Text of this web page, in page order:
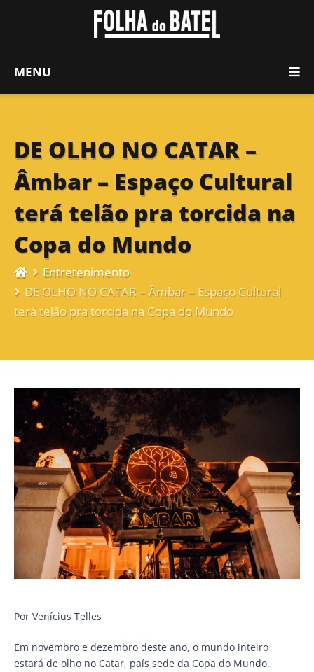
MENU
DE OLHO NO CATAR –
Âmbar – Espaço Cultural
terá telão pra torcida na
Copa do Mundo
Entretenimento
DE OLHO NO CATAR – Âmbar – Espaço Cultural
terá telão pra torcida na Copa do Mundo
Por Venícius Telles
Em novembro e dezembro deste ano, o mundo inteiro
estará de olho no Catar, país sede da Copa do Mundo.